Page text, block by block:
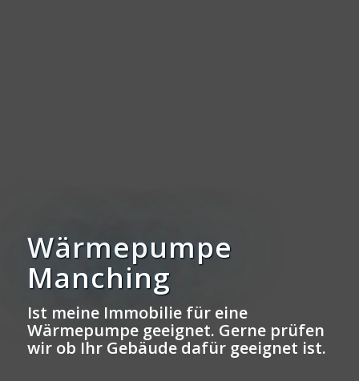
Wärmepumpe
Manching
Ist meine Immobilie für eine
Wärmepumpe geeignet. Gerne prüfen
wir ob Ihr Gebäude dafür geeignet ist.